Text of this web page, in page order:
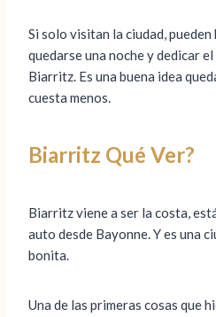
Si solo visitan la ciudad,
quedarse una noche y dedicar
Biarritz. Es una buena idea
cuesta menos.
Biarritz Qué Ver?
Biarritz viene a ser la costa,
auto desde Bayonne. Y es una
bonita.
Una de las primeras cosas que